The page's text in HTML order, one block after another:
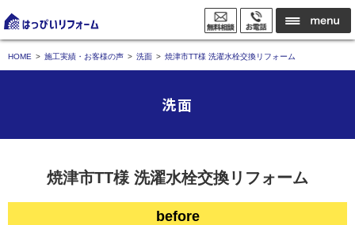
HOME 施工実績・お客様の声 洗面 焼津市TT様 洗濯水栓交換リフォーム
洗面
焼津市TT様 洗濯水栓交換リフォーム
before